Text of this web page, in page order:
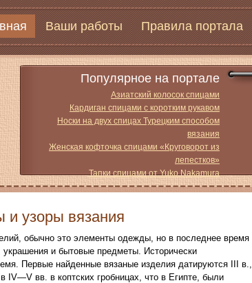
Ваши работы Правила портала
Популярное на портале
Азиатский колосок спицами
Кардиган спицами с коротким рукавом
Носки на двух спицах Турецким способом
вязания
Женская кофточка спицами «Круговорот из
лепестков»
Тапки спицами от Yuko Nakamura
и узоры вязания
обычно это элементы одежды, но в последнее время
и бытовые предметы. Исторически
Первые найденные вязаные изделия датируются III в.,
IV—V вв. в коптских гробницах, что в Египте, были